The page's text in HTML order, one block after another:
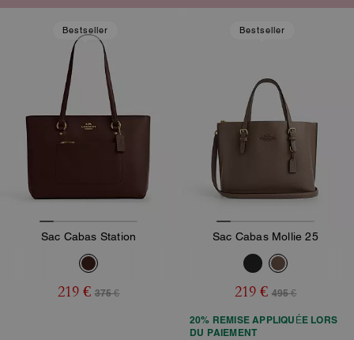
Bestseller
Sac Cabas Station
219 € 375 €
Bestseller
Sac Cabas Mollie 25
219 € 495 €
20% REMISE APPLIQUÉE LORS
DU PAIEMENT